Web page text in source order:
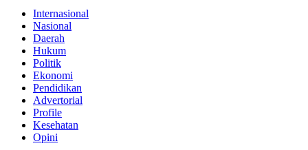
Internasional
Nasional
Daerah
Hukum
Politik
Ekonomi
Pendidikan
Advertorial
Profile
Kesehatan
Opini